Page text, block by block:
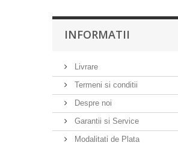
INFORMATII
Livrare
Termeni si conditii
Despre noi
Garantii si Service
Modalitati de Plata